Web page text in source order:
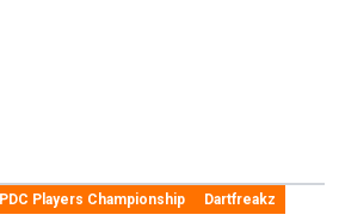
PDC Players Championship
Dartfreakz